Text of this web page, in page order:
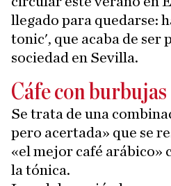
llegado para quedarse:
tonic', que acaba de ser
sociedad en Sevilla.
Cáfe con burbujas
Se trata de una
pero acertada» que se
«el mejor café arábico»
la tónica.